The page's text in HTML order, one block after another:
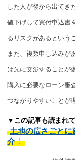
した人が後から出てき
値下げして買付申込書
るリスクがあるという
また、複数申し込みが
は先に交渉することが
購入に必要なローン審
つながりやすいことが
▼この記事も読まれ
土地の広さごとに
介！